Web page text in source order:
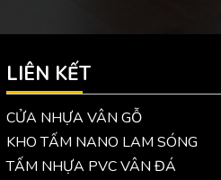
LIÊN KẾT
CỬA NHỰA VÂN GỖ
KHO TẤM NANO LAM SÓNG
TẤM NHỰA PVC VÂN ĐÁ